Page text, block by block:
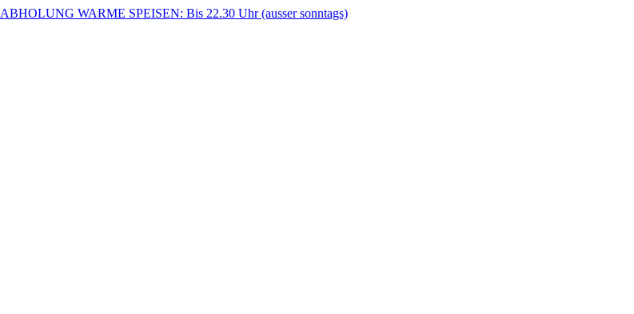
ABHOLUNG WARME SPEISEN: Bis 22.30 Uhr (ausser sonntags)